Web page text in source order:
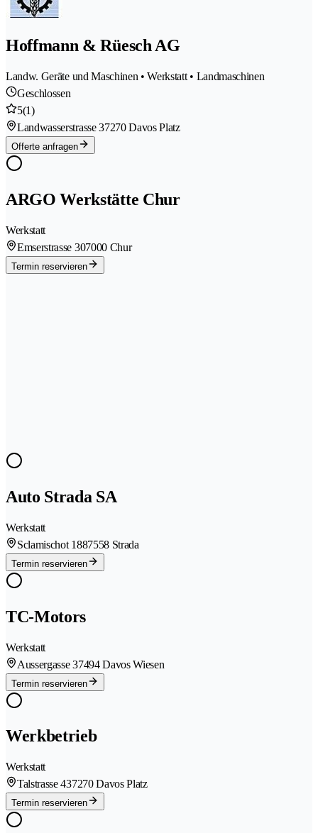
Hoffmann & Rüesch AG
Landw. Geräte und Maschinen • Werkstatt • Landmaschinen
Geschlossen
5(1)
Landwasserstrasse 37270 Davos Platz
Offerte anfragen
ARGO Werkstätte Chur
Werkstatt
Emserstrasse 307000 Chur
Termin reservieren
Auto Strada SA
Werkstatt
Sclamischot 1887558 Strada
Termin reservieren
TC-Motors
Werkstatt
Aussergasse 37494 Davos Wiesen
Termin reservieren
Werkbetrieb
Werkstatt
Talstrasse 437270 Davos Platz
Termin reservieren